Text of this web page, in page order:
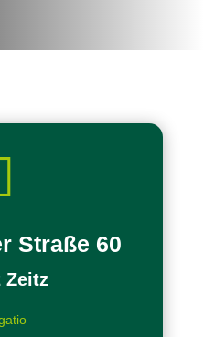
Straße 60
Zeitz